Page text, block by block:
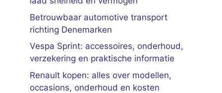
Betrouwbaar automotive transport
richting Denemarken
Vespa Sprint: accessoires, onderhoud,
verzekering en praktische informatie
Renault kopen: alles over modellen,
occasions, onderhoud en kosten